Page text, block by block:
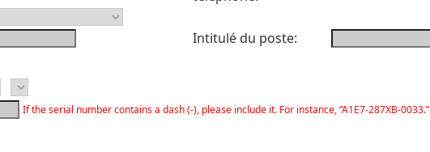
Intitulé du poste:
If the serial number contains a dash (-), please include it. For instance, “A1E7-287XB-0033.”